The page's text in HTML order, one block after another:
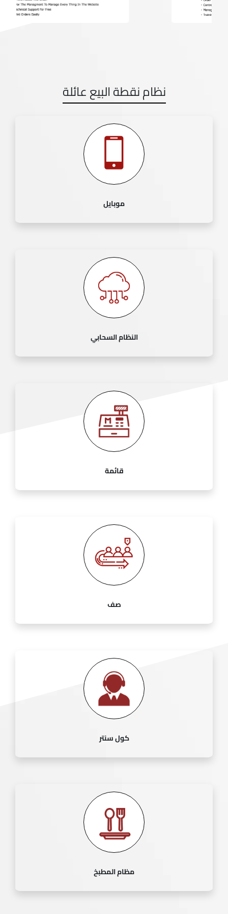
نظام نقطة البيع عائلة
موبايل
النظام السحابي
قائمة
صف
كول سنتر
مظام المطبخ